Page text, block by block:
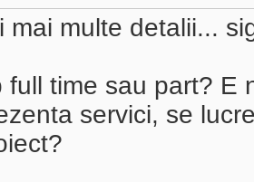
mai multe detalii...
full time sau part? E
servici, se